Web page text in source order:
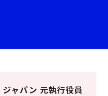
ャパン 元執行役員